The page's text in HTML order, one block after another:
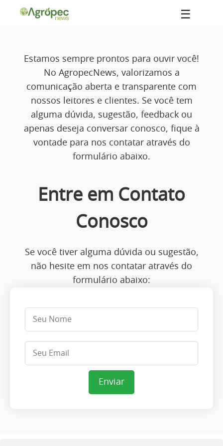
☰
Estamos sempre prontos para ouvir você!
No AgropecNews, valorizamos a
comunicação aberta e transparente com
nossos leitores e clientes. Se você tem
alguma dúvida, sugestão, feedback ou
apenas deseja conversar conosco, fique à
vontade para nos contatar através do
formulário abaixo.
Entre em Contato
Conosco
Se você tiver alguma dúvida ou sugestão,
não hesite em nos contatar através do
formulário abaixo:
Enviar